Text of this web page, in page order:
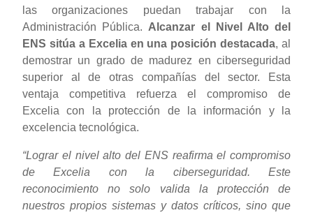
las organizaciones puedan trabajar con la
Administración Pública. Alcanzar el Nivel Alto del
ENS sitúa a Excelia en una posición destacada, al
demostrar un grado de madurez en ciberseguridad
superior al de otras compañías del sector. Esta
ventaja competitiva refuerza el compromiso de
Excelia con la protección de la información y la
excelencia tecnológica.
“Lograr el nivel alto del ENS reafirma el compromiso
de Excelia con la ciberseguridad. Este
reconocimiento no solo valida la protección de
nuestros propios sistemas y datos críticos, sino que